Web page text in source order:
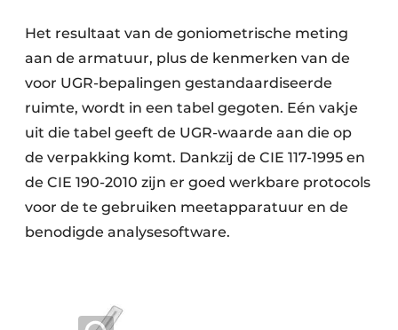
Het resultaat van de goniometrische meting
aan de armatuur, plus de kenmerken van de
voor UGR-bepalingen gestandaardiseerde
ruimte, wordt in een tabel gegoten. Eén vakje
uit die tabel geeft de UGR-waarde aan die op
de verpakking komt. Dankzij de CIE 117-1995 en
de CIE 190-2010 zijn er goed werkbare protocols
voor de te gebruiken meetapparatuur en de
benodigde analysesoftware.